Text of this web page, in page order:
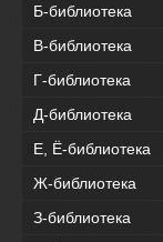
Б-библиотека
В-библиотека
Г-библиотека
Д-библиотека
Е, Ё-библиотека
Ж-библиотека
З-библиотека